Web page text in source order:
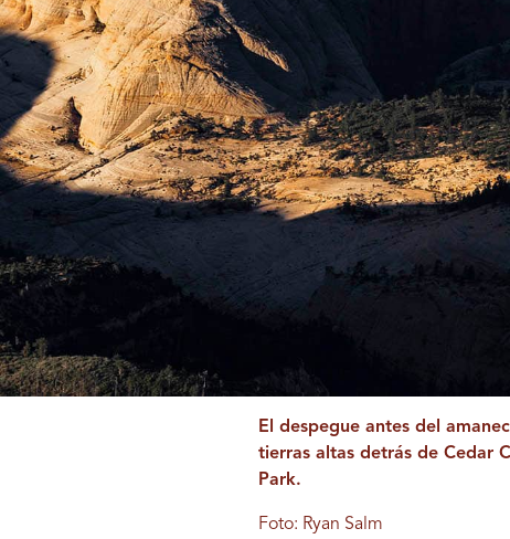
El despegue antes del
tierras altas detrás de Cedar
Park.
Foto: Ryan Salm